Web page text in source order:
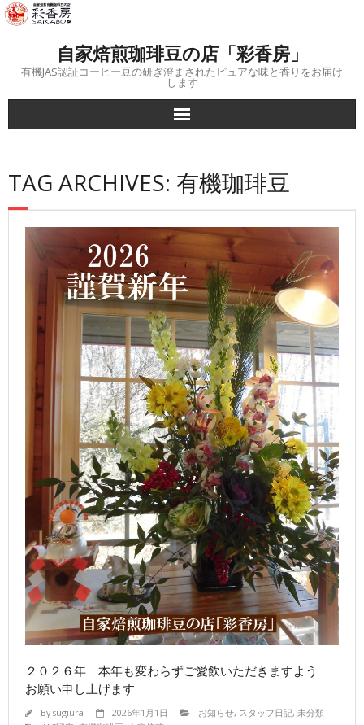
Skip
to
自家焙煎珈琲豆の店「彩香房」
有機JAS認証コーヒー豆の研ぎ澄まされたピュアな味と香りをお届け
します
TAG ARCHIVES: 有機珈琲豆
２０２６年 本年も変わらずご愛飲いただきますよう
お願い申し上げます
Bysugiura 2026年1月1日 お知らせ, スタッフ日記, 未分類